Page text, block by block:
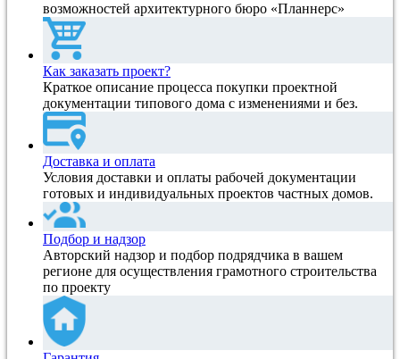
возможностей архитектурного бюро «Планнерс»
Как заказать проект?
Краткое описание процесса покупки проектной
документации типового дома с изменениями и без.
Доставка и оплата
Условия доставки и оплаты рабочей документации
готовых и индивидуальных проектов частных домов.
Подбор и надзор
Авторский надзор и подбор подрядчика в вашем
регионе для осуществления грамотного строительства
по проекту